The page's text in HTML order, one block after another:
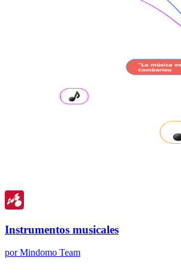
Instrumentos musicales
por Mindomo Team